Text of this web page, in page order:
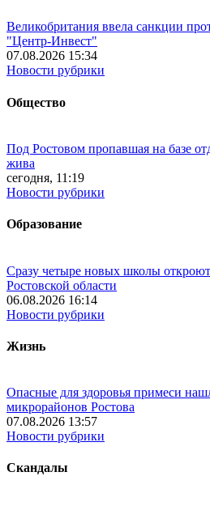
Великобритания ввела санкции
"Центр-Инвест"
07.08.2026 15:34
Новости рубрики
Общество
Под Ростовом пропавшая на базе
жива
сегодня, 11:19
Новости рубрики
Образование
Сразу четыре новых школы
Ростовской области
06.08.2026 16:14
Новости рубрики
Жизнь
Опасные для здоровья примеси
микрорайонов Ростова
07.08.2026 13:57
Новости рубрики
Скандалы